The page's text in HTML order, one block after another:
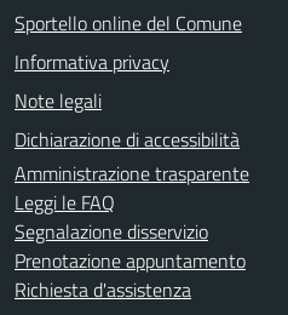
Sportello online del Comune
Informativa privacy
Note legali
Dichiarazione di accessibilità
Amministrazione trasparente
Leggi le FAQ
Segnalazione disservizio
Prenotazione appuntamento
Richiesta d'assistenza